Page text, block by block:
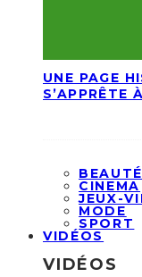
UNE PAGE
S’APPRÊTE
BEAUTÉ
CINEMA
JEUX-
MODE
SPORT
VIDÉOS
VIDÉOS